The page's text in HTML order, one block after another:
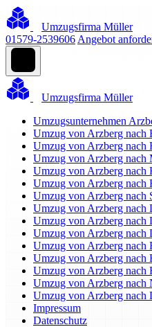
Umzugsfirma Müller
01579-2539606 Angebot
Umzugsfirma Müller
Umzugsunternehmen
Umzug von Arzberg nach
Umzug von Arzberg nach
Umzug von Arzberg nach
Umzug von Arzberg nach
Umzug von Arzberg nach
Umzug von Arzberg nach
Umzug von Arzberg nach
Umzug von Arzberg nach
Umzug von Arzberg nach
Umzug von Arzberg nach
Umzug von Arzberg nach
Umzug von Arzberg nach
Umzug von Arzberg nach
Umzug von Arzberg nach
Impressum
Datenschutz